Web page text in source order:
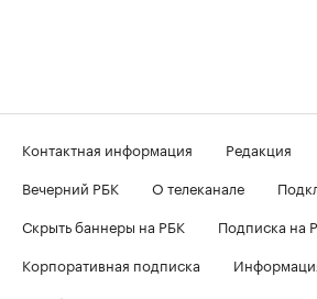
Контактная информация Редакция
Вечерний РБК
О телеканале
Скрыть баннеры на РБК
Подписка на
Корпоративная подписка